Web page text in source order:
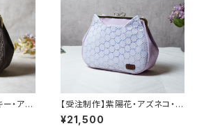
ー・アズ
【受注制作】紫陽花・アズネコ・が
ま口バッグ
¥21,500